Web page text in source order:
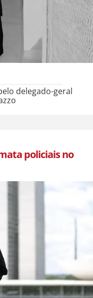
delegado-geral
policiais no